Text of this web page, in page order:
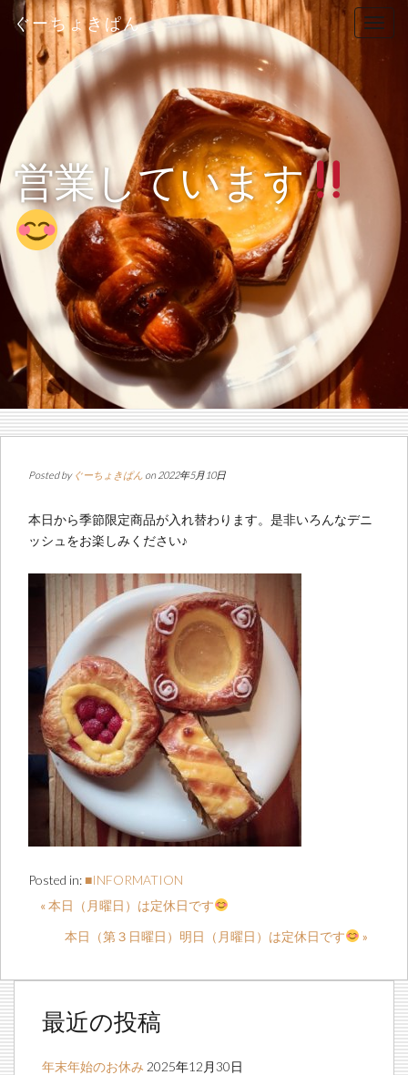
T
e
o
ぐーちょきぱん
営業しています
Posted by ぐーちょきぱん on 2022年5月10日
本日から季節限定商品が入れ替わります。是非いろんなデニ
ッシュをお楽しみください♪
Posted in:■INFORMATION
« 本日（月曜日）は定休日です
本日（第３日曜日）明日（月曜日）は定休日です
»
最近の投稿
年末年始のお休み 2025年12月30日